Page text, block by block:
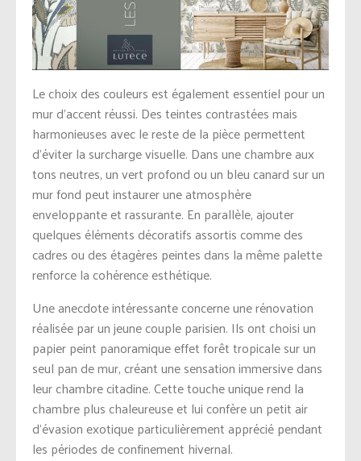
Le choix des couleurs est également essentiel pour un
mur d’accent réussi. Des teintes contrastées mais
harmonieuses avec le reste de la pièce permettent
d’éviter la surcharge visuelle. Dans une chambre aux
tons neutres, un vert profond ou un bleu canard sur un
mur fond peut instaurer une atmosphère
enveloppante et rassurante. En parallèle, ajouter
quelques éléments décoratifs assortis comme des
cadres ou des étagères peintes dans la même palette
renforce la cohérence esthétique.
Une anecdote intéressante concerne une rénovation
réalisée par un jeune couple parisien. Ils ont choisi un
papier peint panoramique effet forêt tropicale sur un
seul pan de mur, créant une sensation immersive dans
leur chambre citadine. Cette touche unique rend la
chambre plus chaleureuse et lui confère un petit air
d’évasion exotique particulièrement apprécié pendant
les périodes de confinement hivernal.